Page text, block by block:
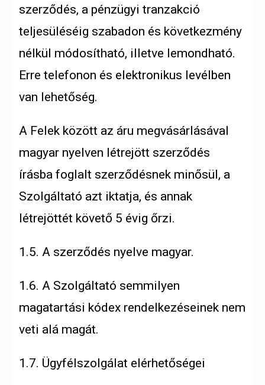
szerződés, a pénzügyi tranzakció
teljesüléséig szabadon és következmény
nélkül módosítható, illetve lemondható.
Erre telefonon és elektronikus levélben
van lehetőség.
A Felek között az áru megvásárlásával
magyar nyelven létrejött szerződés
írásba foglalt szerződésnek minősül, a
Szolgáltató azt iktatja, és annak
létrejöttét követő 5 évig őrzi.
1.5. A szerződés nyelve magyar.
1.6. A Szolgáltató semmilyen
magatartási kódex rendelkezéseinek nem
veti alá magát.
1.7. Ügyfélszolgálat elérhetőségei